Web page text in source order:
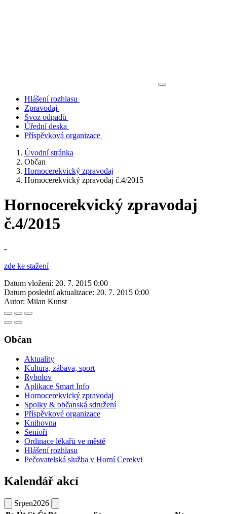
Hlášení rozhlasu
Zpravodaj
Svoz odpadů
Úřední deska
Příspěvková organizace
Úvodní stránka
Občan
Hornocerekvický zpravodaj
Hornocerekvický zpravodaj č.4/2015
Hornocerekvický zpravodaj
č.4/2015
-
zde ke stažení
Datum vložení: 20. 7. 2015 0:00
Datum poslední aktualizace: 20. 7. 2015 0:00
Autor: Milan Kunst
Občan
Aktuality
Kultura, zábava, sport
Rybolov
Aplikace Smart Info
Hornocerekvický zpravodaj
Spolky & občanská sdružení
Příspěvkové organizace
Knihovna
Senioři
Ordinace lékařů ve městě
Hlášení rozhlasu
Pečovatelská služba v Horní Cerekvi
Kalendář akcí
Srpen2026